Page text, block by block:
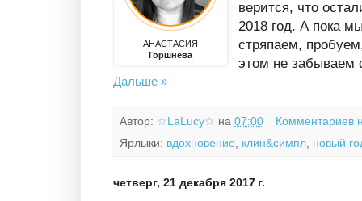
АНАСТАСИЯ
Горшнева
верится, что
2018 год. А пока
стряпаем,
этом не забываем
Дальше »
Автор: ☆LaLucy☆ на 07:00
Комментариев
Ярлыки: вдохновение клин&симпл новый
четверг, 21 декабря 2017 г.